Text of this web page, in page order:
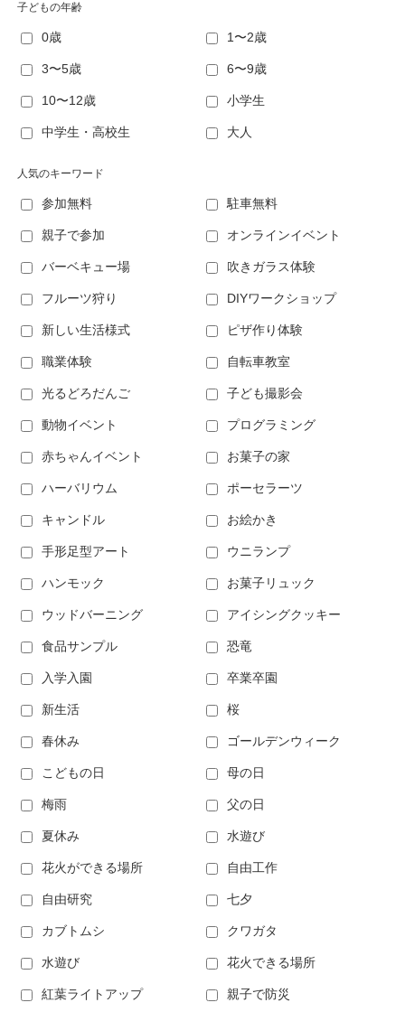
子どもの年齢
0歳 1〜2歳
3〜5歳 6〜9歳
10〜12歳 小学生
中学生・高校生 大人
人気のキーワード
参加無料 駐車無料
親子で参加 オンラインイベント
バーベキュー場 吹きガラス体験
フルーツ狩り DIYワークショップ
新しい生活様式 ピザ作り体験
職業体験 自転車教室
光るどろだんご 子ども撮影会
動物イベント プログラミング
赤ちゃんイベント お菓子の家
ハーバリウム ポーセラーツ
キャンドル お絵かき
手形足型アート ウニランプ
ハンモック お菓子リュック
ウッドバーニング アイシングクッキー
食品サンプル 恐竜
入学入園 卒業卒園
新生活 桜
春休み ゴールデンウィーク
こどもの日 母の日
梅雨 父の日
夏休み 水遊び
花火ができる場所 自由工作
自由研究 七夕
カブトムシ クワガタ
水遊び 花火できる場所
紅葉ライトアップ 親子で防災